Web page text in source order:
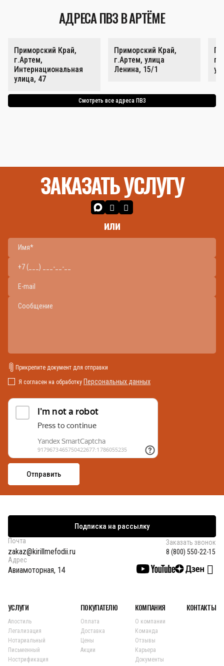
АДРЕСА ПВЗ В АРТЁМЕ
Приморский Край,
г.Артем,
Интернациональная
улица, 47
Приморский Край,
г.Артем, улица
Ленина, 15/1
Смотреть все адреса ПВЗ
ЗАКАЗАТЬ УСЛУГУ
или
Прикрепите документ для отправки
Я согласен на обработку Персональных данных
Подписка на рассылку
Почта
zakaz@kirillmefodii.ru
Заказать звонок
8 (800) 550-22-15
Адрес
Авиамоторная, 14
УСЛУГИ
Апостиль
Легализация
Нотариальный
Письменный
Нострификация
ПОКУПАТЕЛЮ
Оплата
Доставка
Цены
Акции
КОМПАНИЯ
О компании
Команда
Отзывы
Карьера
Документы
КОНТАКТЫ